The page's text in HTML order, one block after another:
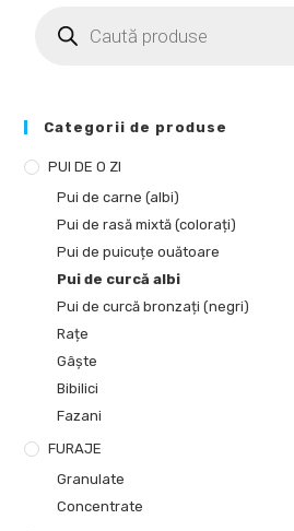
Categorii de produse
PUI DE O ZI
Pui de carne (albi)
Pui de rasă mixtă (colorați)
Pui de puicuțe ouătoare
Pui de curcă albi
Pui de curcă bronzați (negri)
Rațe
Gâște
Bibilici
Fazani
FURAJE
Granulate
Concentrate